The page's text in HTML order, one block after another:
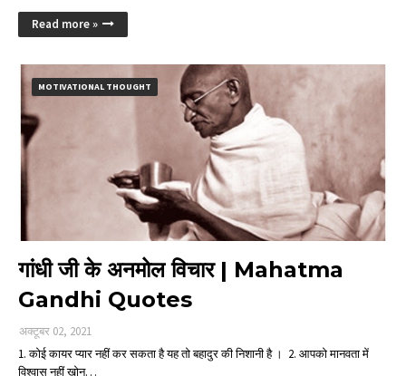
Read more »
MOTIVATIONAL THOUGHT
गांधी जी के अनमोल विचार | Mahatma
Gandhi Quotes
अक्टूबर 02, 2021
1. कोई कायर प्यार नहीं कर सकता है यह तो बहादुर की निशानी है । 2. आपको मानवता में
विश्वास नहीं खोन…